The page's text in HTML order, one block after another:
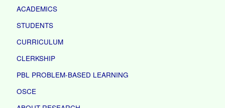
ACADEMICS
STUDENTS
CURRICULUM
CLERKSHIP
PBL PROBLEM-BASED LEARNING
OSCE